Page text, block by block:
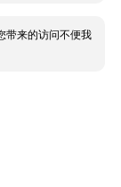
带来的访问不便我